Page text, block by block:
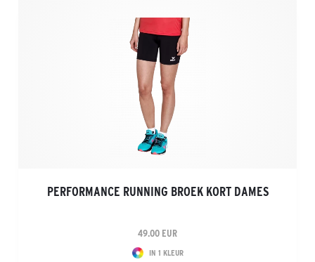
PERFORMANCE RUNNING BROEK KORT DAMES
49.00 EUR
IN 1 KLEUR